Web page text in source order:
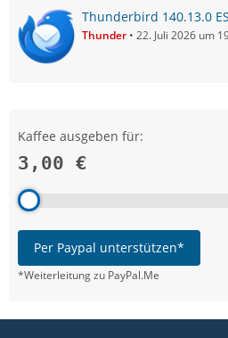
Thunderbird 140.13.0
Thunder 22. Juli 2026 um
Kaffee ausgeben für:
3,00 €
Per Paypal unterstützen*
*Weiterleitung zu PayPal.Me